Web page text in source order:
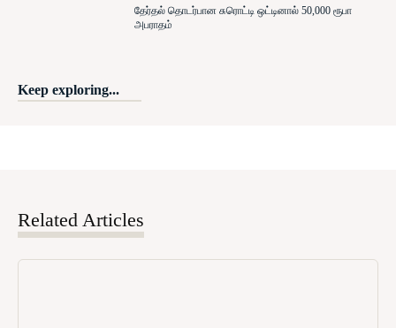
தேர்தல் தொடர்பான சுரொட்டி ஒட்டினால் 50,000 ரூபா
அபராதம்
Keep exploring...
Related Articles